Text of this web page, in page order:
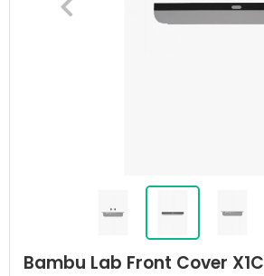
Bambu Lab Front Cover X1C